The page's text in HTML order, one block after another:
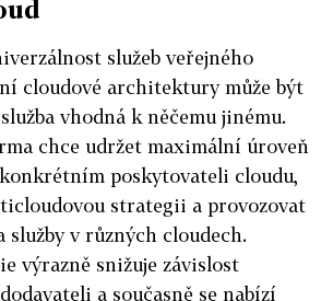
služeb veřejného
cloudové architektury může být
vhodná k něčemu jinému.
chce udržet maximální úroveň
poskytovateli cloudu,
strategii a provozovat
služby v různých cloudech.
výrazně snižuje závislost
a současně se nabízí